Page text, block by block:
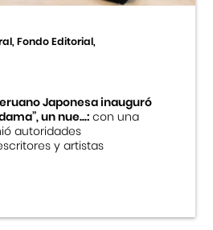
Fondo Editorial,
Japonesa inauguró
un nue...:con una
autoridades
y artistas